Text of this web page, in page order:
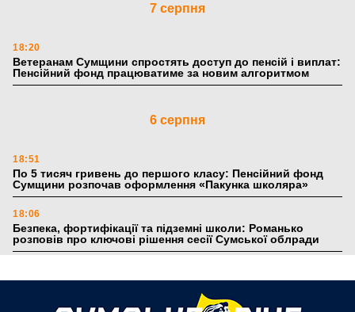
7 серпня
18:20
Ветеранам Сумщини спростять доступ до пенсій і виплат:
Пенсійний фонд працюватиме за новим алгоритмом
6 серпня
18:51
По 5 тисяч гривень до першого класу: Пенсійний фонд
Сумщини розпочав оформлення «Пакунка школяра»
18:06
Безпека, фортифікації та підземні школи: Романько
розповів про ключові рішення сесії Сумської облради
Поки літо плавить асфальт: 5 книжкових історій із